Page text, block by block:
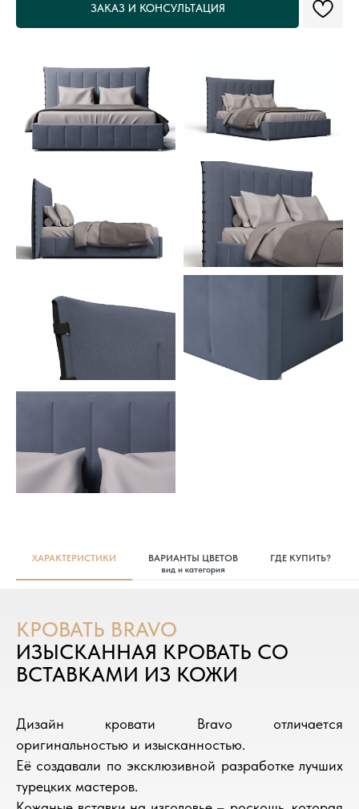
ЗАКАЗ И КОНСУЛЬТАЦИЯ
ХАРАКТЕРИСТИКИ ВАРИАНТЫ ЦВЕТОВ ГДЕ КУПИТЬ?
КРОВАТЬ BRAVO
ИЗЫСКАННАЯ КРОВАТЬ СО
ВСТАВКАМИ ИЗ КОЖИ
Дизайн кровати Bravo отличается
оригинальностью и изысканностью.
Её создавали по эксклюзивной разработке лучших
турецких мастеров.